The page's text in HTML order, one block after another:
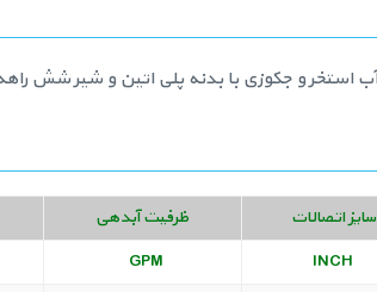
سایز اتصالات ظرفیت آبدهی
INCH
GPM